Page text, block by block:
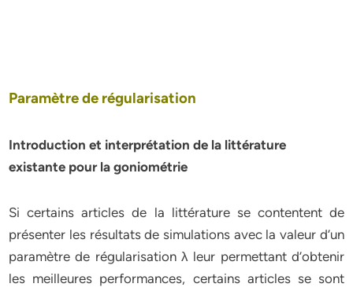
Paramètre de régularisation
Introduction et interprétation de la littérature
existante pour la goniométrie
Si certains articles de la littérature se contentent de
présenter les résultats de simulations avec la valeur d’un
paramètre de régularisation λ leur permettant d’obtenir
les meilleures performances, certains articles se sont